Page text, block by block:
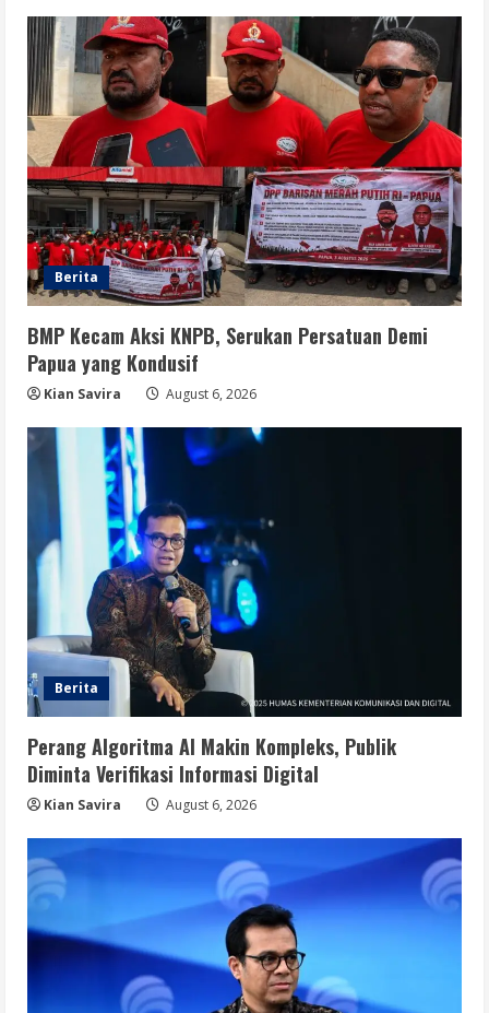
5 August 6, 2026
Berita
BMP Kecam Aksi KNPB, Serukan Persatuan Demi
Papua yang Kondusif
Kian Savira August 6, 2026
Berita
Perang Algoritma AI Makin Kompleks, Publik
Diminta Verifikasi Informasi Digital
Kian Savira August 6, 2026